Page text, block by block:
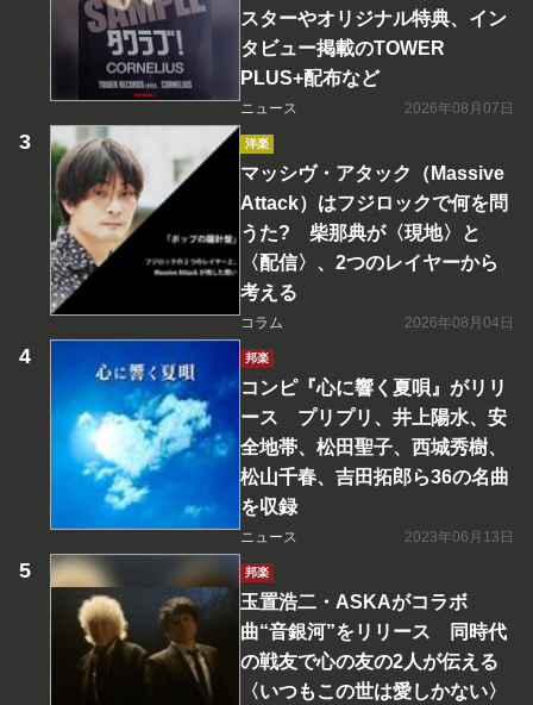
スターやオリジナル特典、イン
タビュー掲載のTOWER
PLUS+配布など
ニュース 2026年08月07日
洋楽
マッシヴ・アタック（Massive
Attack）はフジロックで何を問
うた? 柴那典が〈現地〉と
〈配信〉、2つのレイヤーから
考える
コラム 2026年08月04日
邦楽
コンピ『心に響く夏唄』がリリ
ース プリプリ、井上陽水、安
全地帯、松田聖子、西城秀樹、
松山千春、吉田拓郎ら36の名曲
を収録
ニュース 2023年06月13日
邦楽
玉置浩二・ASKAがコラボ
曲“音銀河”をリリース 同時代
の戦友で心の友の2人が伝える
〈いつもこの世は愛しかない〉